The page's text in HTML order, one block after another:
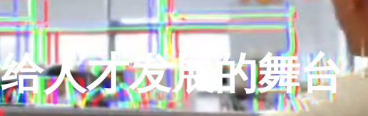
给人才发展的舞台